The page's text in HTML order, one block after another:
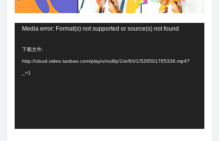
Media error: Format(s) not supported or source(s) not found
下载文件:
http://cloud.video.taobao.com/play/u/null/p/1/e/6/t/1/528501765336.mp4?
_=1